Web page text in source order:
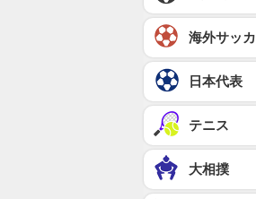
海外サッ
日本代表
テニス
大相撲